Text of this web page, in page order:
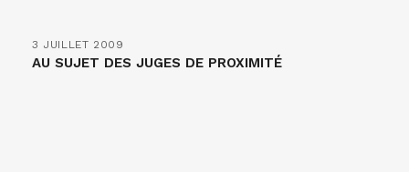
3 JUILLET 2009
AU SUJET DES JUGES DE PROXIMITÉ